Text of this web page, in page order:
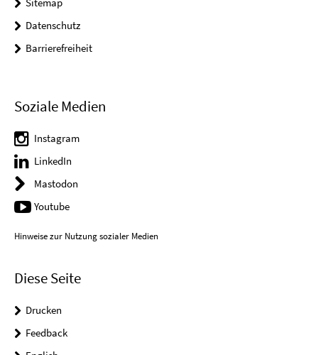
Datenschutz
Barrierefreiheit
Soziale Medien
Instagram
LinkedIn
Mastodon
Youtube
Hinweise zur Nutzung sozialer Medien
Diese Seite
Drucken
Feedback